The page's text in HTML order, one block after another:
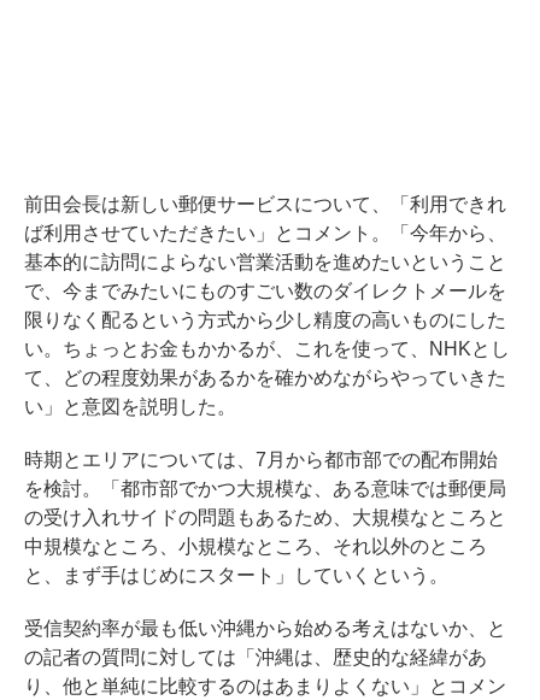
前田会長は新しい郵便サービスについて、「利用できれ
ば利用させていただきたい」とコメント。「今年から、
基本的に訪問によらない営業活動を進めたいということ
で、今までみたいにものすごい数のダイレクトメールを
限りなく配るという方式から少し精度の高いものにした
い。ちょっとお金もかかるが、これを使って、NHKとし
て、どの程度効果があるかを確かめながらやっていきた
い」と意図を説明した。
時期とエリアについては、7月から都市部での配布開始
を検討。「都市部でかつ大規模な、ある意味では郵便局
の受け入れサイドの問題もあるため、大規模なところと
中規模なところ、小規模なところ、それ以外のところ
と、まず手はじめにスタート」していくという。
受信契約率が最も低い沖縄から始める考えはないか、と
の記者の質問に対しては「沖縄は、歴史的な経緯があ
り、他と単純に比較するのはあまりよくない」とコメン